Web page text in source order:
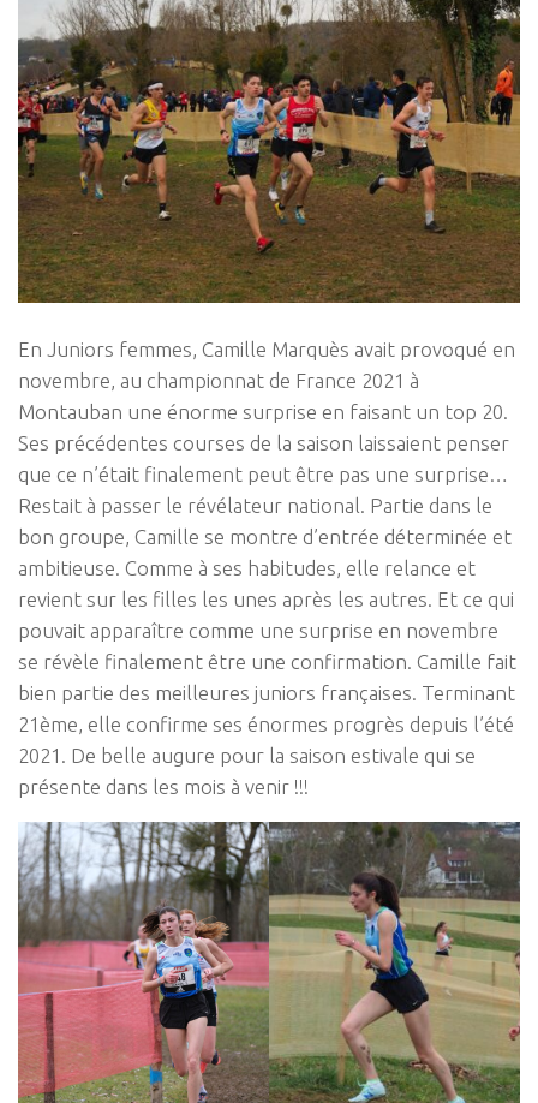
En Juniors femmes, Camille Marquès avait provoqué en
novembre, au championnat de France 2021 à
Montauban une énorme surprise en faisant un top 20.
Ses précédentes courses de la saison laissaient penser
que ce n’était finalement peut être pas une surprise…
Restait à passer le révélateur national. Partie dans le
bon groupe, Camille se montre d’entrée déterminée et
ambitieuse. Comme à ses habitudes, elle relance et
revient sur les filles les unes après les autres. Et ce qui
pouvait apparaître comme une surprise en novembre
se révèle finalement être une confirmation. Camille fait
bien partie des meilleures juniors françaises. Terminant
21ème, elle confirme ses énormes progrès depuis l’été
2021. De belle augure pour la saison estivale qui se
présente dans les mois à venir !!!